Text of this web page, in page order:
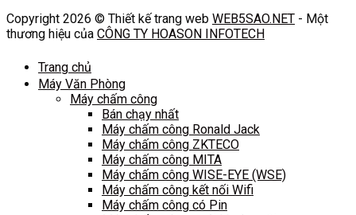
Copyright 2026 © Thiết kế trang web WEB5SAO.NET - Một
thương hiệu của CÔNG TY HOASON INFOTECH
Trang chủ
Máy Văn Phòng
Máy chấm công
Bán chạy nhất
Máy chấm công Ronald Jack
Máy chấm công ZKTECO
Máy chấm công MITA
Máy chấm công WISE-EYE (WSE)
Máy chấm công kết nối Wifi
Máy chấm công có Pin